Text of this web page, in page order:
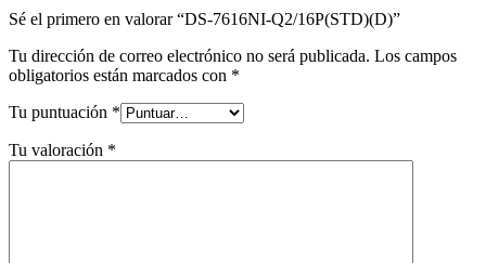
Sé el primero en valorar “DS-7616NI-Q2/16P(STD)(D)”
Tu dirección de correo electrónico no será publicada. Los campos
obligatorios están marcados con *
Tu puntuación *
Tu valoración *